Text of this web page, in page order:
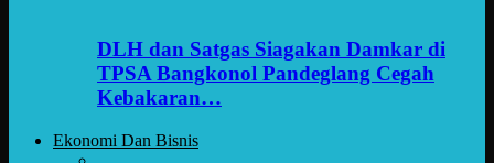
DLH dan Satgas Siagakan Damkar di
TPSA Bangkonol Pandeglang Cegah
Kebakaran…
Ekonomi Dan Bisnis